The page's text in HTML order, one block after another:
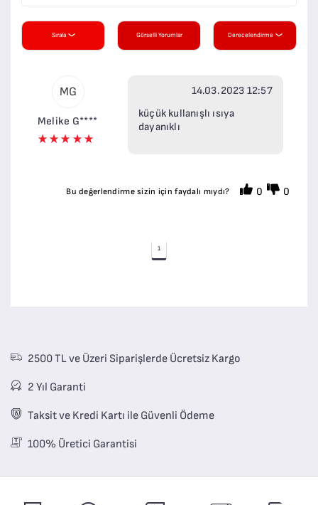
Sırala Görselli Yorumlar Derecelendirme
MG
Melike G****
14.03.2023 12:57
küçük kullanışlı ısıya
dayanıklı
Bu değerlendirme sizin için faydalı mıydı? 0 0
1
2500 TL ve Üzeri Siparişlerde Ücretsiz Kargo
2 Yıl Garanti
Taksit ve Kredi Kartı ile Güvenli Ödeme
100% Üretici Garantisi